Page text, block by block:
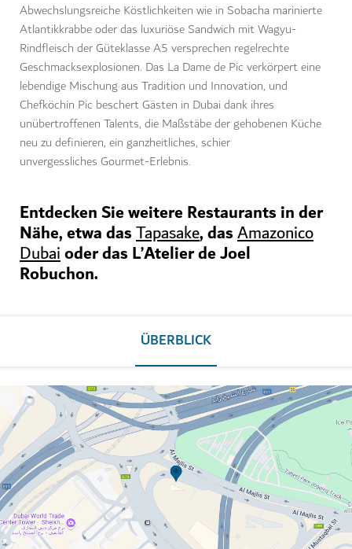
Abwechslungsreiche Köstlichkeiten wie in Sobacha marinierte
Atlantikkrabbe oder das luxuriöse Sandwich mit Wagyu-
Rindfleisch der Güteklasse A5 versprechen regelrechte
Geschmacksexplosionen. Das La Dame de Pic verkörpert eine
lebendige Mischung aus Tradition und Innovation, und
Chefköchin Pic beschert Gästen in Dubai dank ihres
unübertroffenen Talents, die Maßstäbe der gehobenen Küche
neu zu definieren, ein ganzheitliches, schier
unvergessliches Gourmet-Erlebnis.
Entdecken Sie weitere Restaurants in der
Nähe, etwa dasTapasake, dasAmazonico
Dubaioder das L’Atelier de Joel
Robuchon.
ÜBERBLICK